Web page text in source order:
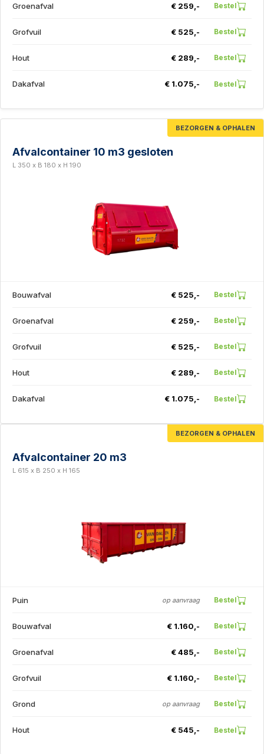
Groenafval € 259,- Bestel
Grofvuil € 525,- Bestel
Hout € 289,- Bestel
Dakafval € 1.075,- Bestel
BEZORGEN & OPHALEN
Afvalcontainer 10 m3 gesloten
L 350 x B 180 x H 190
Bouwafval € 525,- Bestel
Groenafval € 259,- Bestel
Grofvuil € 525,- Bestel
Hout € 289,- Bestel
Dakafval € 1.075,- Bestel
BEZORGEN & OPHALEN
Afvalcontainer 20 m3
L 615 x B 250 x H 165
Puin op aanvraag Bestel
Bouwafval € 1.160,- Bestel
Groenafval € 485,- Bestel
Grofvuil € 1.160,- Bestel
Grond op aanvraag Bestel
Hout € 545,- Bestel